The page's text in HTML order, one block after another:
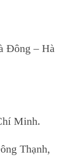
Đông – Hà
Minh.
Thạnh,